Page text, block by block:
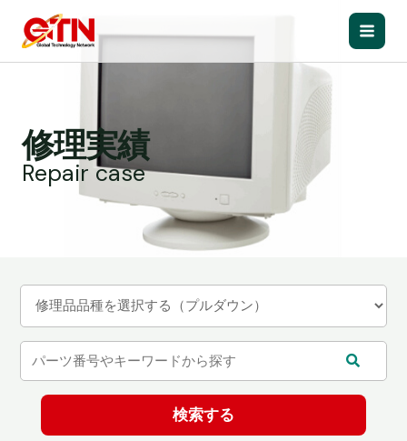
Main
修理実績
Repair case